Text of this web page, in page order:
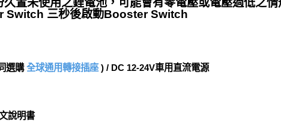
置未使用之鋰電池，可能會有零電壓或電壓過低之情
Switch 三秒後啟動Booster Switch
選購全球通用轉接插座) / DC 12-24V車用直流電源
說明書